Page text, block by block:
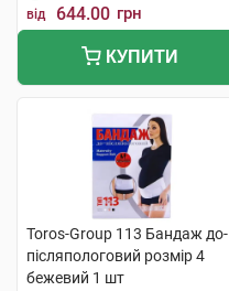
від 644.00 грн
КУПИТИ
Toros-Group 113 Бандаж до-
післяпологовий розмір 4
бежевий 1 шт